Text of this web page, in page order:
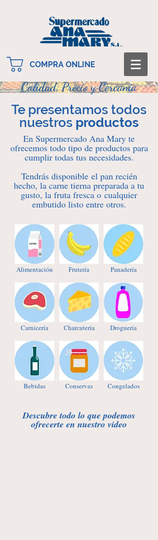
COMPRA ONLINE
Calidad, Precio y Cercanía
Te presentamos todos
nuestros productos
En Supermercado Ana Mary te
ofrecemos todo tipo de productos para
cumplir todas tus necesidades.
Tendrás disponible el pan recién
hecho, la carne tierna preparada a tu
gusto, la fruta fresca o cualquier
embutido listo entre otros.
Alimentación Frutería Panadería
Carnicería Charcutería Droguería
Bebidas Conservas Congelados
Descubre todo lo que podemos
ofrecerte en nuestro video